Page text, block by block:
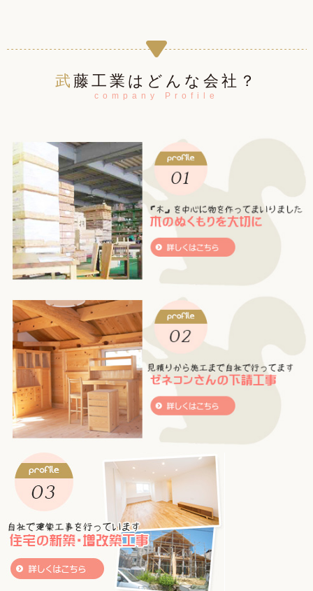
武藤工業はどんな会社？
company Profile